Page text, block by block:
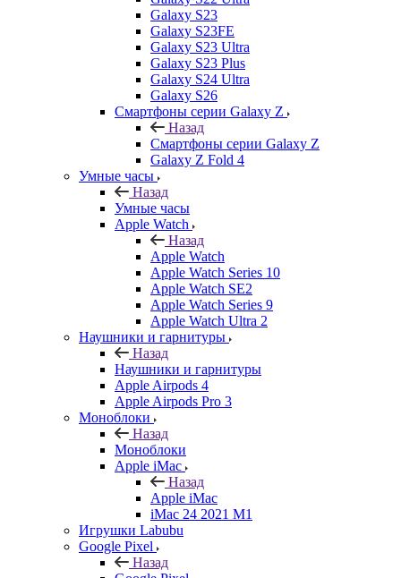
Galaxy S23
Galaxy S23FE
Galaxy S23 Ultra
Galaxy S23 Plus
Galaxy S24 Ultra
Galaxy S26
Смартфоны серии Galaxy Z
Назад
Смартфоны серии Galaxy Z
Galaxy Z Fold 4
Умные часы
Назад
Умные часы
Apple Watch
Назад
Apple Watch
Apple Watch Series 10
Apple Watch SE2
Apple Watch Series 9
Apple Watch Ultra 2
Наушники и гарнитуры
Назад
Наушники и гарнитуры
Apple Airpods 4
Apple Airpods Pro 3
Моноблоки
Назад
Моноблоки
Apple iMac
Назад
Apple iMac
iMac 24 2021 M1
Игрушки Labubu
Google Pixel
Назад